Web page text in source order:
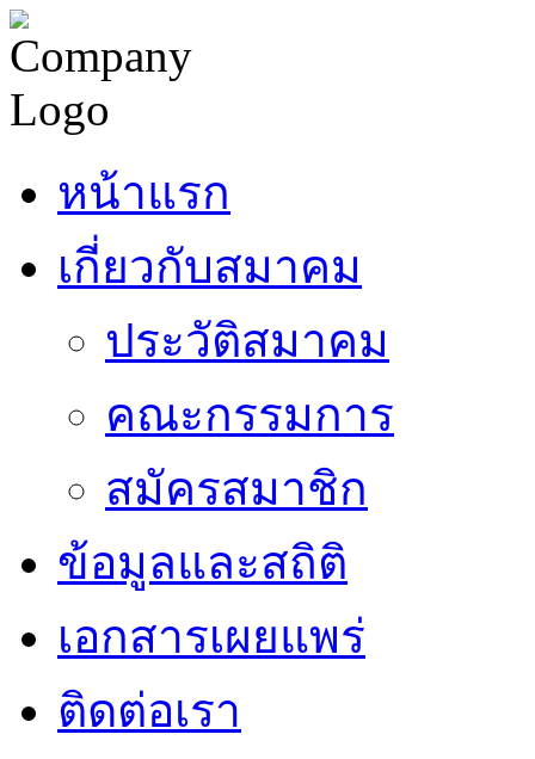
หน้าแรก
เกี่ยวกับสมาคม
ประวัติสมาคม
คณะกรรมการ
สมัครสมาชิก
ข้อมูลและสถิติ
เอกสารเผยแพร่
ติดต่อเรา